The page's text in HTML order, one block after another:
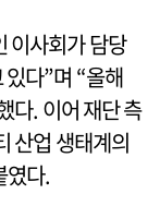
이사회가 담당
다”며 “올해
다. 이어 재단 측
산업 생태계의
였다.